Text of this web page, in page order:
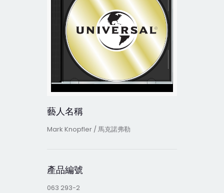
藝人名稱
Mark Knopfler / 馬克諾弗勒
產品編號
063 293-2